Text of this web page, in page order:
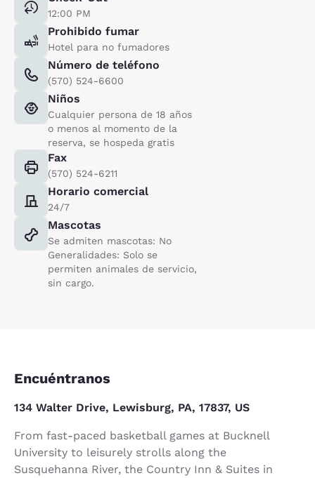
12:00 PM
Prohibido fumar
Hotel para no fumadores
Número de teléfono
(570) 524-6600
Niños
Cualquier persona de 18 años
o menos al momento de la
reserva, se hospeda gratis
Fax
(570) 524-6211
Horario comercial
24/7
Mascotas
Se admiten mascotas: No
Generalidades: Solo se
permiten animales de servicio,
sin cargo.
Encuéntranos
134 Walter Drive, Lewisburg, PA, 17837, US
From fast-paced basketball games at Bucknell
University to leisurely strolls along the
Susquehanna River, the Country Inn & Suites in